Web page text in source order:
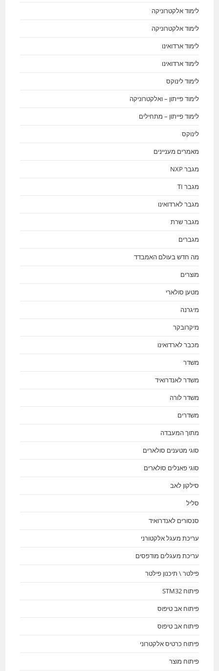
לימוד אלקטרוניקה
לימוד אלקטרוניקה
לימוד ארדואינו
לימוד ארדואינו
לימוד לינוקס
לימוד פייתון – ואלקטרוניקה
לימוד פייתון – מתחילים
לינוקס
מאמרים מעניינים
מגבר NXP
מגבר TI
מגבר לארדואינו
מגבר שרת
מגברים
מה חדש בעולם האמבדד
מוצרים
מטען סולארי
מיגרנה
מיקרובקר
מכבר לארדואינו
משדר
משדר לאנדרואיד
משדר לורה
משדרים
מתוך המעבדה
סוגי מטענים סולארים
סוגי פאנלים סולארים
סילקון לאב
סליל
סנסורים לאנדרואיד
עריכת מעגל אלקטורני
עריכת מעגלים מודפסים
פילטר \ תיכנון פילטר
פיתוח STM32
פיתוח אב טיפוס
פיתוח אב טיפוס
פיתוח כרטיס אלקטרוני
פיתוח מוצר